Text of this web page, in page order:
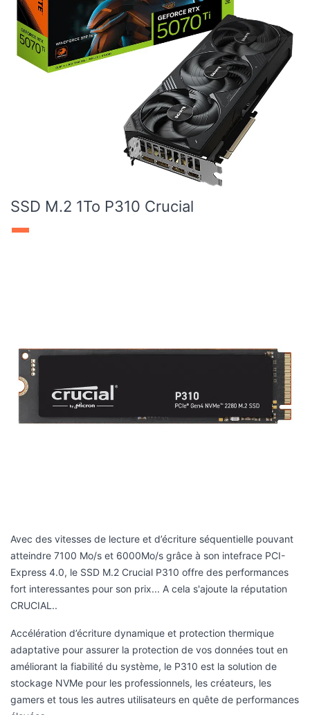
SSD M.2 1To P310 Crucial
CRUCIAL..
Accélération d’écriture dynamique et protection thermique
adaptative pour assurer la protection de vos données tout en
améliorant la fiabilité du système, le P310 est la solution de
gamers et tous les autres utilisateurs en quête de performances
élevées.
Controleur son intégré à la carte mère